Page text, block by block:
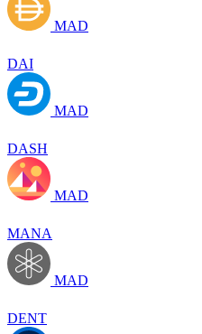
MAD
DAI
MAD
DASH
MAD
MANA
MAD
DENT